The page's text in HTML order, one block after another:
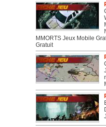
MMORTS Jeux Mobile
Gratuit